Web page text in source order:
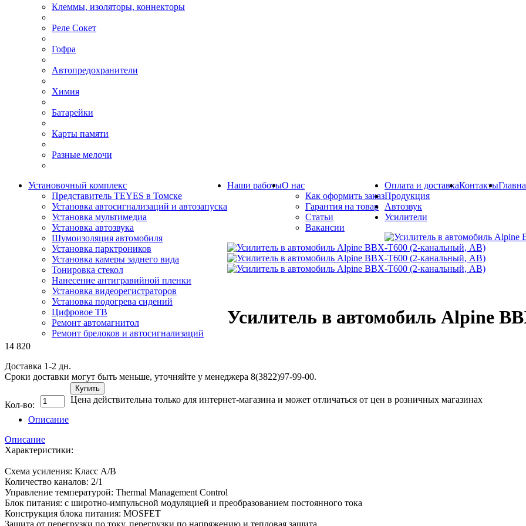
Клеммы, изоляторы, коннекторы
Реле Сокет
Гофра
Автопредохранители
Химия
Батарейки
Карты памяти
Разные мелочи
Установочный комплекс
Представитель TEYES в Томске
Установка автосигнализаций и автозапуска
Установка мультимедиа
Установка автозвука
Шумоизоляция автомобиля
Установка парктроников
Установка камеры заднего вида
Тонировка стекол
Нанесение антигравийной пленки
Установка видеорегистраторов
Установка подогрева сидений
Цифровое ТВ
Ремонт автомагнитол
Ремонт брелоков и автосигнализаций
Наши работыО нас
Как оформить заказ
Гарантия на товар
Статьи
Вакансии
Оплата и доставкаКонтакты
Продукция
Автозвук
Усилители
Усилитель в автомобиль Alpine
14 820
Доставка 1-2 дн.
Сроки доставки могут быть меньше, уточняйте у менеджера 8(3822)97-99-00.
Кол-во:
Купить
Цена действительна только для интернет-магазина и может отличаться от цен в розничных магазинах
Описание
Описание
Характеристики:
Схема усиления: Класс A/B
Количество каналов: 2/1
Управление температурой: Thermal Management Control
Блок питания: с широтно-импульсной модуляцией и преобразованием постоянного тока
Конструкция блока питания: MOSFET
Защита от перегрузки по току, перегрузки по напряжению и тепловая защита